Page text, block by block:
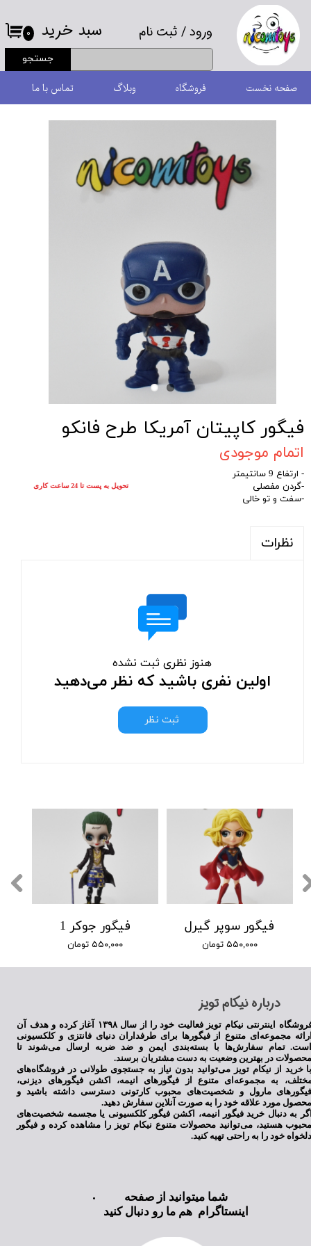
ورود/ ثبت نام
حساب کاربری من
تغییر گذر واژه
سفارشات
جستجو
۰ سبد خرید
صفحه نخست فروشگاه وبلاگ تماس با ما
فیگور کاپیتان آمریکا طرح فانکو
اتمام موجودی
- ارتفاع 9 سانتیمتر
-گردن مفصلی
-سفت و تو خالی
نظرات
هنوز نظری ثبت نشده
اولین نفری باشید که نظر می‌دهید
ثبت نظر
فیگور جوکر 1
۵۵۰,۰۰۰ تومان
فیگور سوپر گیرل
۵۵۰,۰۰۰ تومان
تحویل به پست تا 24 ساعت کاری
​درباره نیکام تویز
فروشگاه اینترنتی نیکام تویز فعالیت خود را از سال ۱۳۹۸ آغاز کرده و هدف آن
مجموعه‌ای متنوع از فیگورها برای طرفداران دنیای فانتزی و کلکسیونی
تمام سفارش‌ها با بسته‌بندی ایمن و ضد ضربه ارسال می‌شوند تا
در بهترین وضعیت به دست مشتریان برسند.
خرید از نیکام تویز می‌توانید بدون نیاز به جستجوی طولانی در فروشگاه‌های
به مجموعه‌ای متنوع از فیگورهای انیمه، اکشن فیگورهای دیزنی،
مارول و شخصیت‌های محبوب کارتونی دسترسی داشته باشید و
مورد علاقه خود را به صورت آنلاین سفارش دهید.
به دنبال خرید فیگور انیمه، اکشن فیگور کلکسیونی یا مجسمه شخصیت‌های
هستید، می‌توانید محصولات متنوع نیکام تویز را مشاهده کرده و فیگور
خود را به راحتی تهیه کنید.
شما میتوانید از صفحه
اینستاگرام هم ما رو دنبال کنید